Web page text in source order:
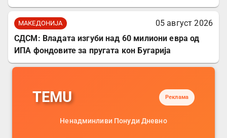
МАКЕДОНИЈА
05 август 2026
СДСМ: Владата изгуби над 60 милиони евра од
ИПА фондовите за пругата кон Бугарија
TEMU Реклама
Ненадминливи Понуди Дневно